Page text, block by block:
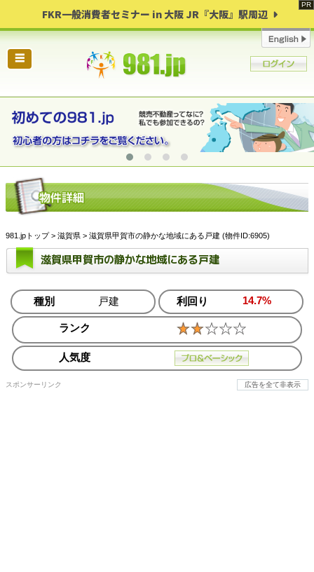
FKR一般消費者セミナー in 大阪 JR『大阪』駅周辺
☰
981.jpトップ> 滋賀県 > 滋賀県甲賀市の静かな地域にある戸建 (物件ID:6905)
滋賀県甲賀市の静かな地域にある戸建
種別 戸建 利回り 14.7%
ランク
人気度
スポンサーリンク 広告を全て非表示